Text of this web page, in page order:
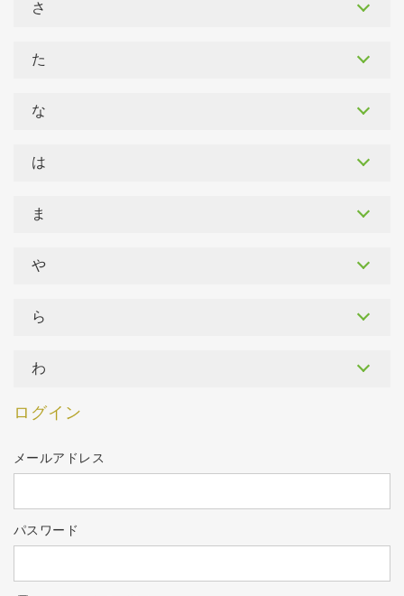
さ
た
な
は
ま
や
ら
わ
ログイン
メールアドレス
パスワード